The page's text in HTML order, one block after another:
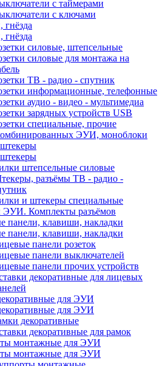
с таймерами
с ключами
гнёзда
гнёзда
силовые, штепсельные
силовые для монтажа на
ТВ - радио - спутник
информационные, телефонные
аудио - видео - мультимедиа
зарядных устройств USB
специальные, прочие
ЭУИ, моноблоки
штепсельные силовые
разъёмы ТВ - радио -
и штекеры специальные
Комплекты разъёмов
панели, клавиши, накладки
панели, клавиши, накладки
панели розеток
панели выключателей
панели прочих устройств
декоративные для лицевых
для ЭУИ
для ЭУИ
декоративные
декоративные для рамок
монтажные для ЭУИ
монтажные для ЭУИ